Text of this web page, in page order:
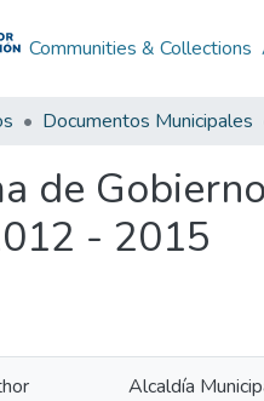
Communities & Collections
Documentos Municipales
de
- 2015
Alcaldía